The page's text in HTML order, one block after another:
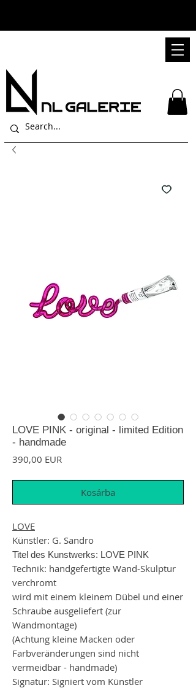
LOVE PINK - original - limited Edition
- handmade
390,00 EURÁr
Kosárba
LOVE
Künstler: G. Sandro
Titel des Kunstwerks: LOVE PINK
Technik: handgefertigte Wand-Skulptur
verchromt
wird mit einem kleinem Dübel und einer
Schraube ausgeliefert (zur
Wandmontage)
(Achtung kleine Macken oder
Farbveränderungen sind nicht
vermeidbar - handmade)
Signatur: Signiert vom Künstler